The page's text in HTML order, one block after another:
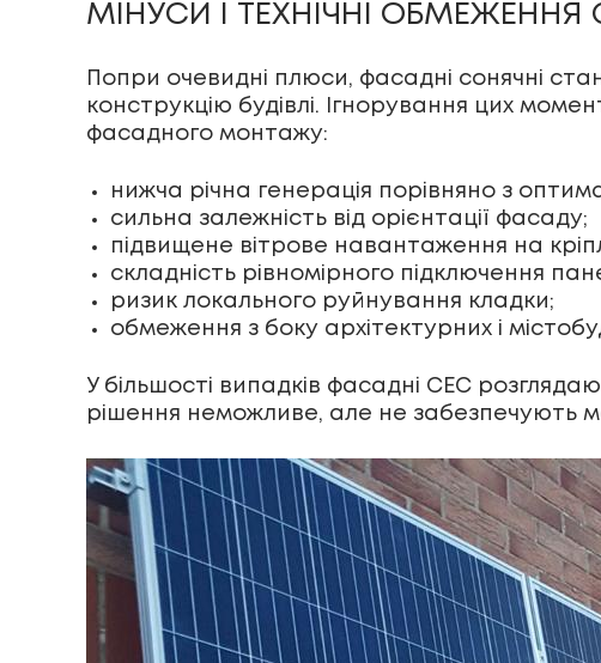
МІНУСИ І ТЕХНІЧНІ
Попри очевидні плюси, фасадні сонячні
конструкцію будівлі. Ігнорування цих
фасадного монтажу:
нижча річна генерація порівняно з
сильна залежність від орієнтації фасаду;
підвищене вітрове навантаження на
складність рівномірного підключення
ризик локального руйнування кладки;
обмеження з боку архітектурних і
У більшості випадків фасадні СЕС
рішення неможливе, але не забезпечують